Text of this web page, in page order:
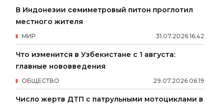
В Индонезии семиметровый питон проглотил
местного жителя
31.07.2026 16:42
МИР
Что изменится в Узбекистане с 1 августа:
главные нововведения
29.07.2026 06:19
ОБЩЕСТВО
Число жертв ДТП с патрульными мотоциклами в